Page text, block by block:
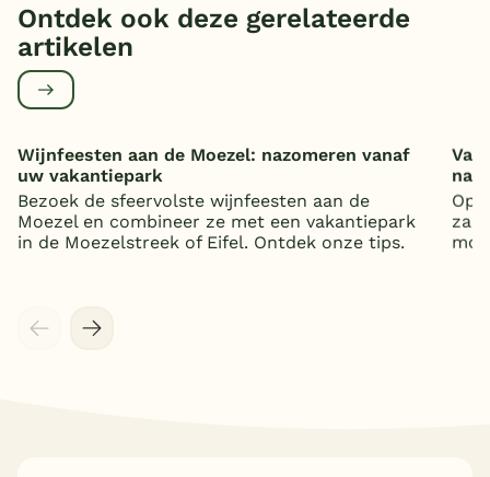
Ontdek ook deze gerelateerde
artikelen
Wijnfeesten aan de Moezel: nazomeren vanaf
uw vakantiepark
Bezoek de sfeervolste wijnfeesten aan de
Moezel en combineer ze met een vakantiepark
in de Moezelstreek of Eifel. Ontdek onze tips.
Op